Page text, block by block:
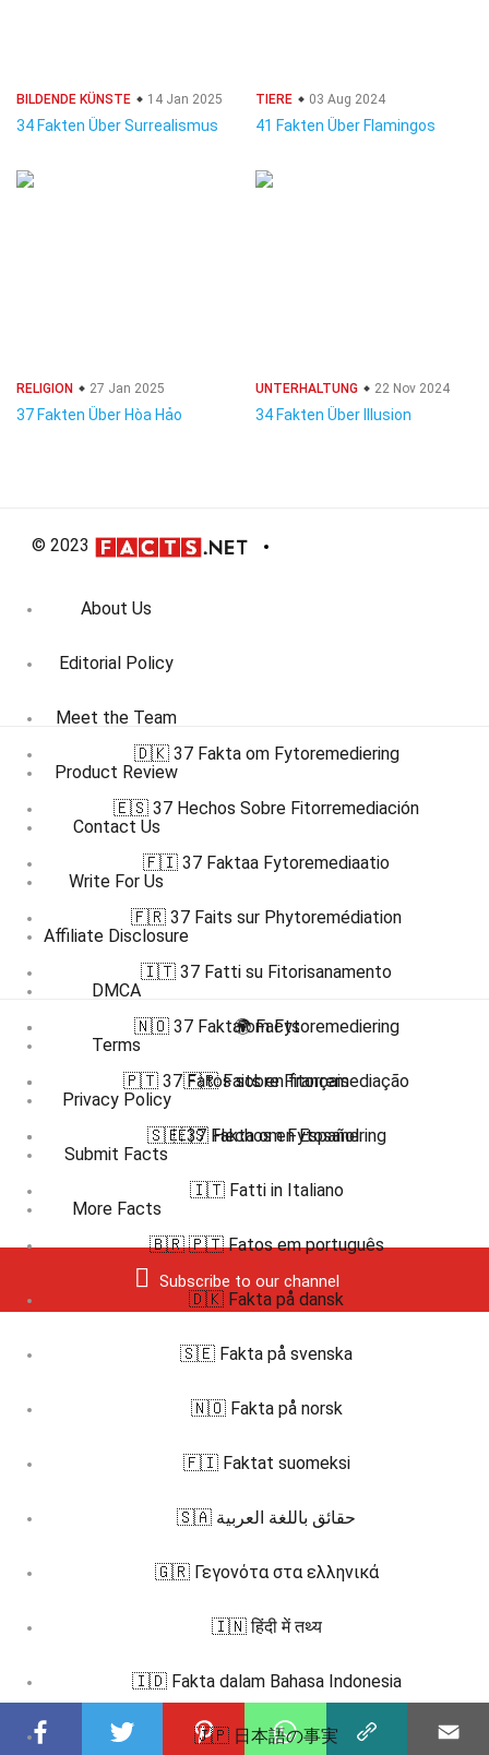
BILDENDE KÜNSTE 14 Jan 2025
34 Fakten Über Surrealismus
TIERE 03 Aug 2024
41 Fakten Über Flamingos
RELIGION 27 Jan 2025
37 Fakten Über Hòa Hảo
UNTERHALTUNG 22 Nov 2024
34 Fakten Über Illusion
© 2023
About Us
Editorial Policy
Meet the Team
Product Review
Contact Us
Write For Us
Affiliate Disclosure
DMCA
Terms
Privacy Policy
Submit Facts
More Facts
Subscribe to our channel
🇩🇰 37 Fakta om Fytoremediering
🇪🇸 37 Hechos Sobre Fitorremediación
🇫🇮 37 Faktaa Fytoremediaatio
🇫🇷 37 Faits sur Phytoremédiation
🇮🇹 37 Fatti su Fitorisanamento
🇳🇴 37 Fakta om Fytoremediering
🇵🇹 37 Fatos sobre Fitorremediação
🇸🇪 37 Fakta om Fytosanering
🌍 Facts
🇫🇷 Faits en français
🇪🇸 Hechos en Español
🇮🇹 Fatti in Italiano
🇧🇷 🇵🇹 Fatos em português
🇩🇰 Fakta på dansk
🇸🇪 Fakta på svenska
🇳🇴 Fakta på norsk
🇫🇮 Faktat suomeksi
🇸🇦 حقائق باللغة العربية
🇬🇷 Γεγονότα στα ελληνικά
🇮🇳 हिंदी में तथ्य
🇮🇩 Fakta dalam Bahasa Indonesia
🇯🇵 日本語の事実